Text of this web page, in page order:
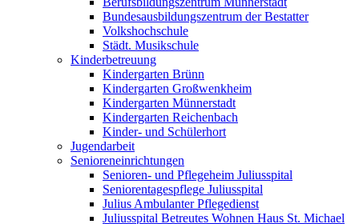
Bundesausbildungszentrum der Bestatter
Volkshochschule
Städt. Musikschule
Kinderbetreuung
Kindergarten Brünn
Kindergarten Großwenkheim
Kindergarten Münnerstadt
Kindergarten Reichenbach
Kinder- und Schülerhort
Jugendarbeit
Senioreneinrichtungen
Senioren- und Pflegeheim Juliusspital
Seniorentagespflege Juliusspital
Julius Ambulanter Pflegedienst
Juliusspital Betreutes Wohnen Haus St. Michael